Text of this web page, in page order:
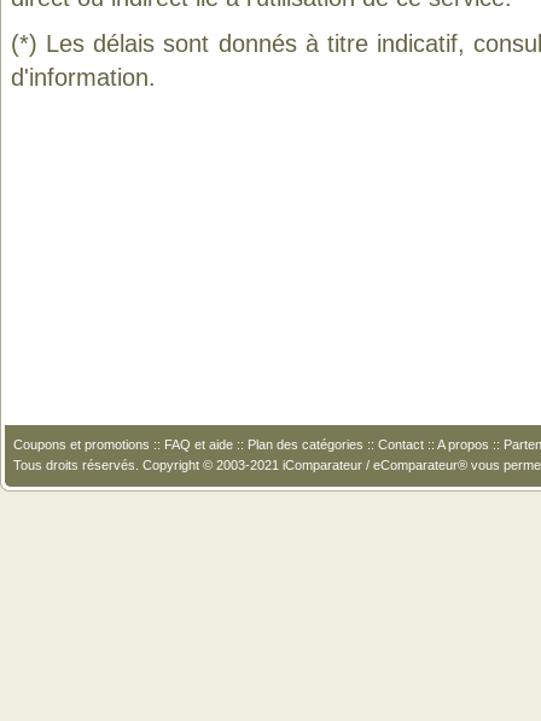
(*) Les délais sont donnés à titre indicatif,
d'information.
Coupons et promotions :: FAQ et aide :: Plan des catégories :: Contact :: A propos ::
Tous droits réservés. Copyright © 2003-2021 iComparateur / eComparateur® vous